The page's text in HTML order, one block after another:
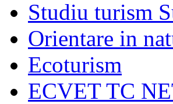
Studiu turism
Orientare in
Ecoturism
ECVET TC